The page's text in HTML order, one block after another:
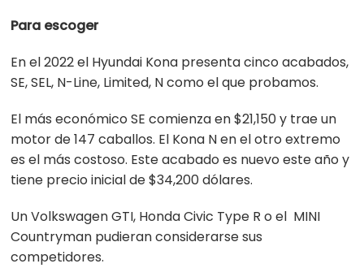
Para escoger
En el 2022 el Hyundai Kona presenta cinco acabados,
SE, SEL, N-Line, Limited, N como el que probamos.
El más económico SE comienza en $21,150 y trae un
motor de 147 caballos. El Kona N en el otro extremo
es el más costoso. Este acabado es nuevo este año y
tiene precio inicial de $34,200 dólares.
Un Volkswagen GTI, Honda Civic Type R o el MINI
Countryman pudieran considerarse sus
competidores.